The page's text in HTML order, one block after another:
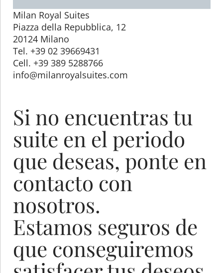
Milan Royal Suites
Piazza della Repubblica, 12
20124 Milano
Tel. +39 02 39669431
Cell. +39 389 5288766
info@milanroyalsuites.com
Si no encuentras tu
suite en el periodo
que deseas, ponte en
contacto con
nosotros.
Estamos seguros de
que conseguiremos